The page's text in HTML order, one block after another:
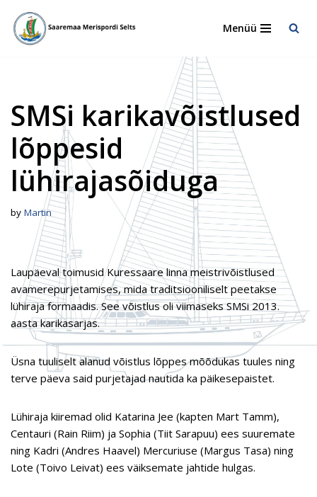
Skip
Menüü
SMSi karikavõistlused
lõppesid
lühirajasõiduga
by Martin
Laupäeval toimusid Kuressaare linna meistrivõistlused
avamerepurjetamises, mida traditsiooniliselt peetakse
lühiraja formaadis. See võistlus oli viimaseks SMSi 2013.
aasta karikasarjas.
Üsna tuuliselt alanud võistlus lõppes mõõdukas tuules ning
terve päeva said purjetajad nautida ka päikesepaistet.
Lühiraja kiiremad olid Katarina Jee (kapten Mart Tamm),
Centauri (Rain Riim) ja Sophia (Tiit Sarapuu) ees suuremate
ning Kadri (Andres Haavel) Mercuriuse (Margus Tasa) ning
Lote (Toivo Leivat) ees väiksemate jahtide hulgas.